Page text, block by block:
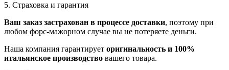
5. Страховка и гарантия
Ваш заказ застрахован в процессе доставки, поэтому при
любом форс-мажорном случае вы не потеряете деньги.
Наша компания гарантирует оригинальность и 100%
итальянское производство вашего товара.